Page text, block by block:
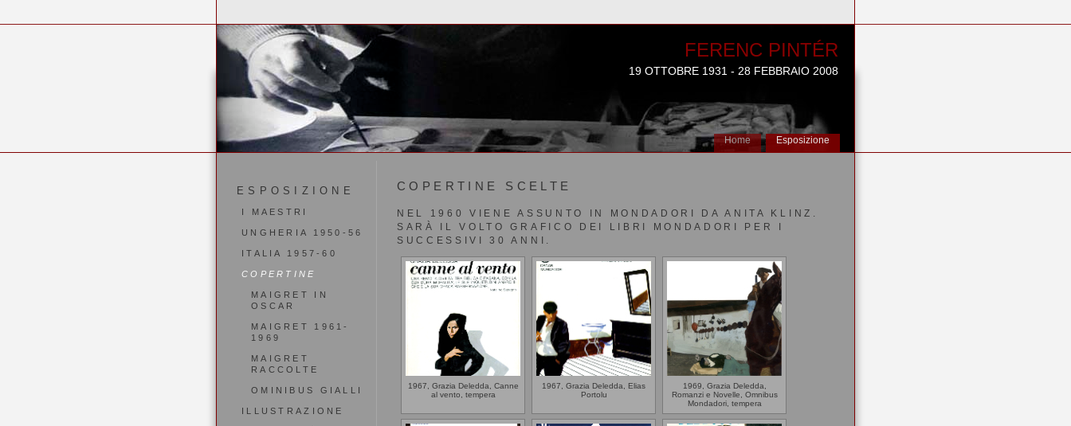
Home Esposizione
FERENC PINTÉR
19 OTTOBRE 1931 - 28 FEBBRAIO 2008
ESPOSIZIONE
I MAESTRI
UNGHERIA 1950-56
ITALIA 1957-60
COPERTINE
MAIGRET IN
OSCAR
MAIGRET 1961-
1969
MAIGRET
RACCOLTE
OMINIBUS GIALLI
ILLUSTRAZIONE
COPERTINE SCELTE
NEL 1960 VIENE ASSUNTO IN MONDADORI DA ANITA KLINZ.
SARÀ IL VOLTO GRAFICO DEI LIBRI MONDADORI PER I
SUCCESSIVI 30 ANNI.
1967, Grazia Deledda, Canne
al vento, tempera
1967, Grazia Deledda, Elias
Portolu
1969, Grazia Deledda,
Romanzi e Novelle, Omnibus
Mondadori, tempera